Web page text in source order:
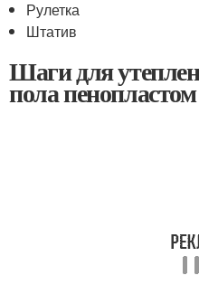
Рулетка
Штатив
Шаги для
пола пенопластом